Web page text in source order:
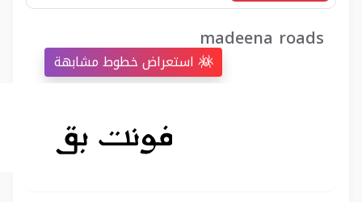
madeena roads